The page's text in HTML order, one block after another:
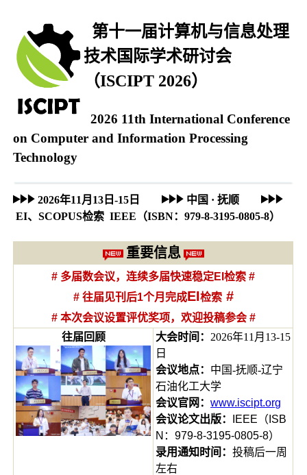
第十一届计算机与信息处理
技术国际学术研讨会
（ISCIPT 2026）
2026 11th International Conference
on Computer and Information Processing
Technology
2026年11月13日-15日
中国 · 抚顺
EI、SCOPUS检索 IEEE（ISBN：979-8-3195-0805-8）
重要信息
# 多届数会议，连续多届快速稳定EI检索 #
# 往届见刊后1个月完成EI检索#
# 本次会议设置评优奖项，欢迎投稿参会 #
往届回顾
大会时间： 2026年11月13-15
日
会议地点： 中国-抚顺-辽宁
石油化工大学
会议官网：www.iscipt.org
会议论文出版：
IEEE（ISB
N：979-8-3195-0805-8）
录用通知时间：投稿后一周
左右